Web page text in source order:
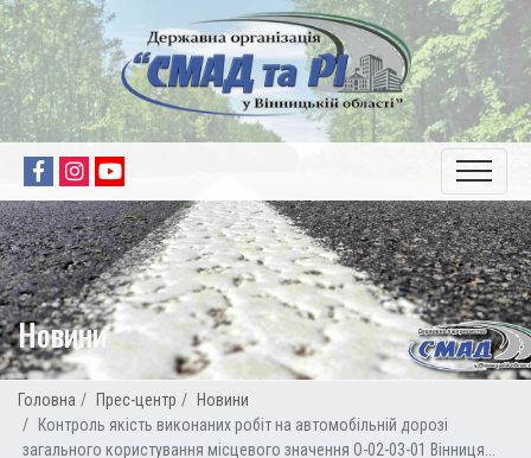
Головна Прес-центр
Новини
Контроль якість виконаних робіт на автомобільній дорозі
загального користування місцевого значення О-02-03-01 Вінниця...
Новини